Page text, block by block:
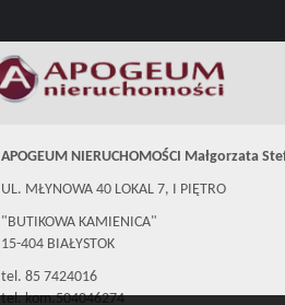
APOGEUM NIERUCHOMOŚCI Małgorzata
UL. MŁYNOWA 40 LOKAL 7, I PIĘTRO
"BUTIKOWA KAMIENICA"
15-404 BIAŁYSTOK
tel. 85 7424016
tel. kom.504046274